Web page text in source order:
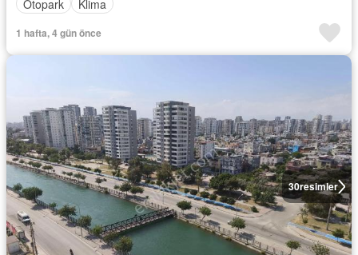
Otopark
Klima
1 hafta, 4 gün önce
30resimler